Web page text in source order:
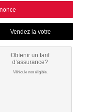
Obtenir un tarif
d’assurance?
Véhicule non éligible.